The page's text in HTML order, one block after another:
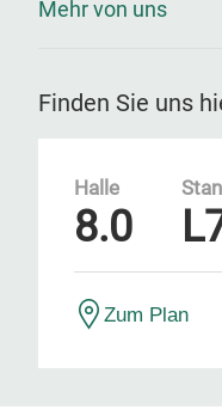
Mehr von uns
Finden Sie uns
Halle
8.0
Zum Plan